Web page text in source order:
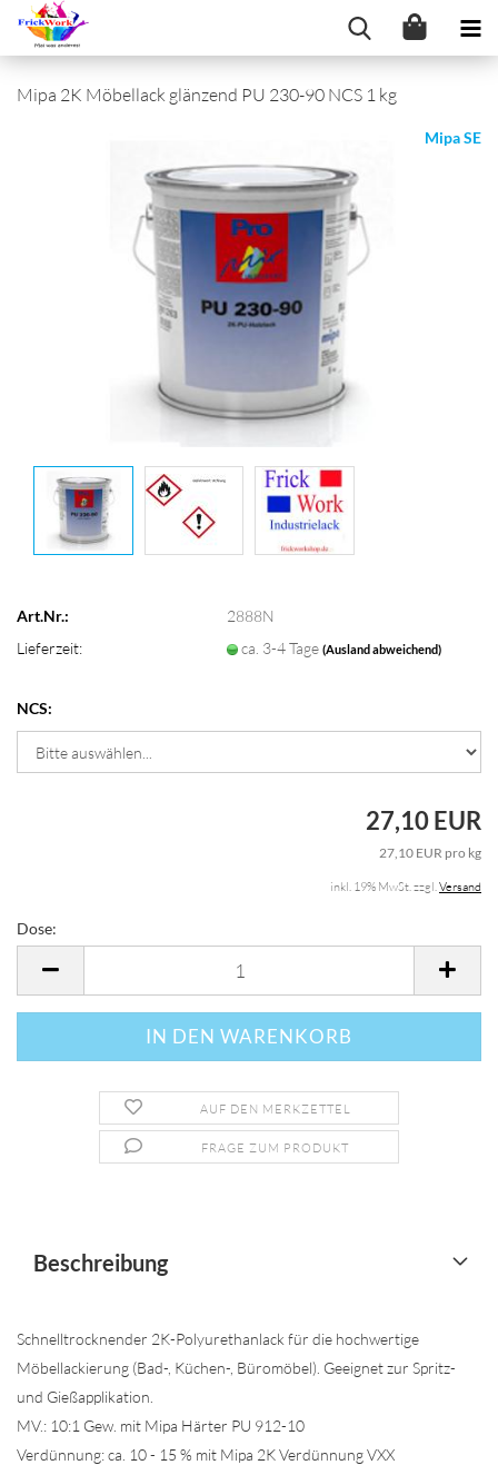
Mipa 2K Möbellack glänzend PU 230-90 NCS 1 kg
Mipa SE
Art.Nr.:
2888N
Lieferzeit:
ca. 3-4 Tage(Ausland abweichend)
NCS:
27,10 EUR
27,10 EUR pro kg
inkl. 19% MwSt. zzgl.Versand
Dose:
AUF DEN MERKZETTEL
FRAGE ZUM PRODUKT
Beschreibung
Schnelltrocknender 2K-Polyurethanlack für die hochwertige
Möbellackierung (Bad-, Küchen-, Büromöbel). Geeignet zur Spritz-
und Gießapplikation.
MV.: 10:1 Gew. mit Mipa Härter PU 912-10
Verdünnung: ca. 10 - 15 % mit Mipa 2K Verdünnung VXX